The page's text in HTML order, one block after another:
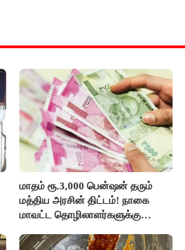
மாதம் ரூ.3,000 பென்ஷன் தரும்
மத்திய அரசின் திட்டம்! நாகை
மாவட்ட தொழிலாளர்களுக்கு
செய்தி!